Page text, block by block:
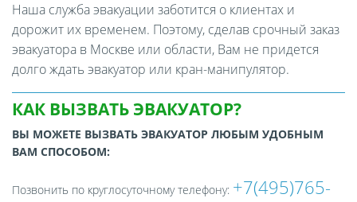
Наша служба эвакуации заботится о клиентах и
дорожит их временем. Поэтому, сделав срочный заказ
эвакуатора в Москве или области, Вам не придется
долго ждать эвакуатор или кран-манипулятор.
КАК ВЫЗВАТЬ ЭВАКУАТОР?
ВЫ МОЖЕТЕ ВЫЗВАТЬ ЭВАКУАТОР ЛЮБЫМ УДОБНЫМ
ВАМ СПОСОБОМ:
Позвонить по круглосуточному телефону: +7(495)765-